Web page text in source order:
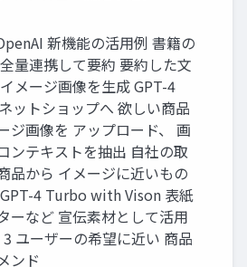
新機能の活用例 書籍の
量連携して要約 要約した文
メージ画像を生成 GPT-4
ットショップへ 欲しい商品
ジ画像を アップロード、 画
ンテキストを抽出 自社の取
品から イメージに近いもの
4 Turbo with Vison 表紙
ーなど 宣伝素材として活用
3 ユーザーの希望に近い 商品
ンド